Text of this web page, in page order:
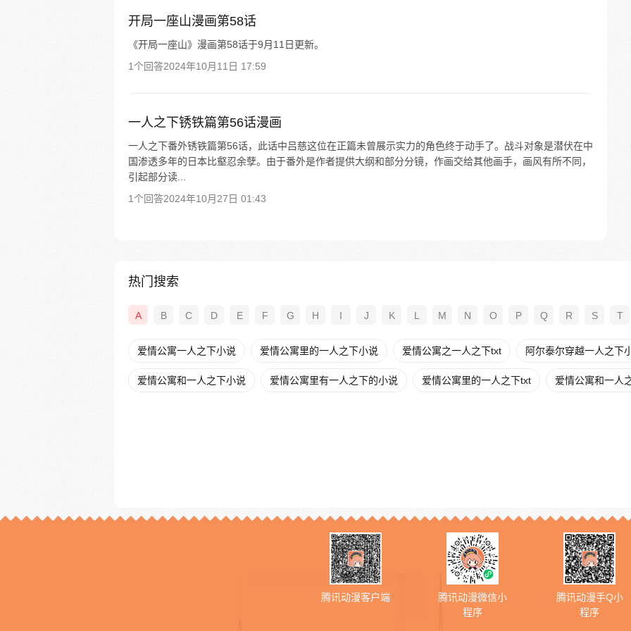
开局一座山漫画第58话
《开局一座山》漫画第58话于9月11日更新。
1个回答2024年10月11日 17:59
一人之下锈铁篇第56话漫画
一人之下番外锈铁篇第56话，此话中吕慈这位在正篇未曾展示实力的角色终于动手了。战斗对象是潜伏在中
国渗透多年的日本比壑忍余孽。由于番外是作者提供大纲和部分分镜，作画交给其他画手，画风有所不同，
引起部分读...
1个回答2024年10月27日 01:43
热门搜索
A B C D E F G H I J K L M N O P Q R S T
爱情公寓一人之下小说 爱情公寓里的一人之下小说 爱情公寓之一人之下txt 阿尔泰尔穿越一人之下
爱情公寓和一人之下小说 爱情公寓里有一人之下的小说 爱情公寓里的一人之下txt 爱情公寓和一人
腾讯动漫客户端
腾讯动漫微信小
程序
腾讯动漫手Q小
程序